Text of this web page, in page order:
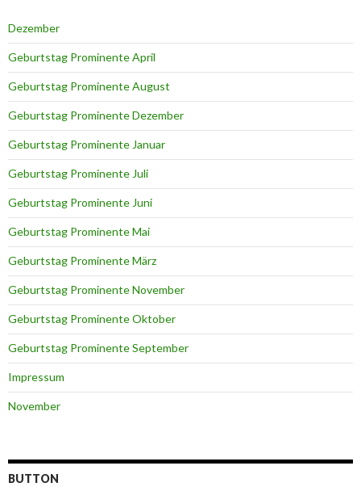
Dezember
Geburtstag Prominente April
Geburtstag Prominente August
Geburtstag Prominente Dezember
Geburtstag Prominente Januar
Geburtstag Prominente Juli
Geburtstag Prominente Juni
Geburtstag Prominente Mai
Geburtstag Prominente März
Geburtstag Prominente November
Geburtstag Prominente Oktober
Geburtstag Prominente September
Impressum
November
BUTTON